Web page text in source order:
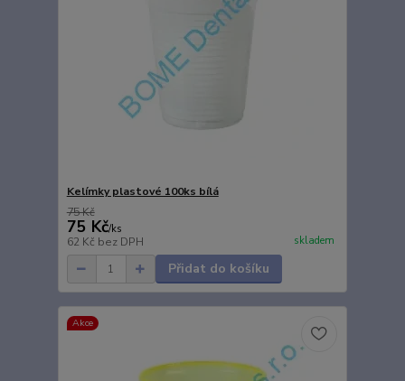
Kelímky plastové 100ks bílá
75 Kč
75 Kč/ks
62 Kč bez DPH skladem
Přidat do košíku
Akce